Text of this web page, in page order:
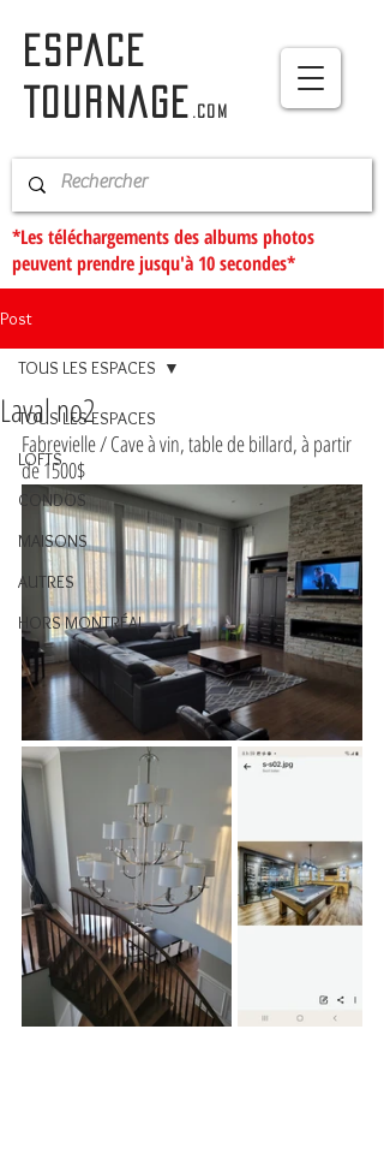
ESPACE
TOURNAGE
.com
*Les téléchargements des albums photos
peuvent prendre jusqu'à 10 secondes*
Post
TOUS LES ESPACES
LOFTS
CONDOS
MAISONS
AUTRES
HORS MONTRÉAL
TOUS LES ESPACES
Laval no2
Fabrevielle / Cave à vin, table de billard, à partir
de 1500$